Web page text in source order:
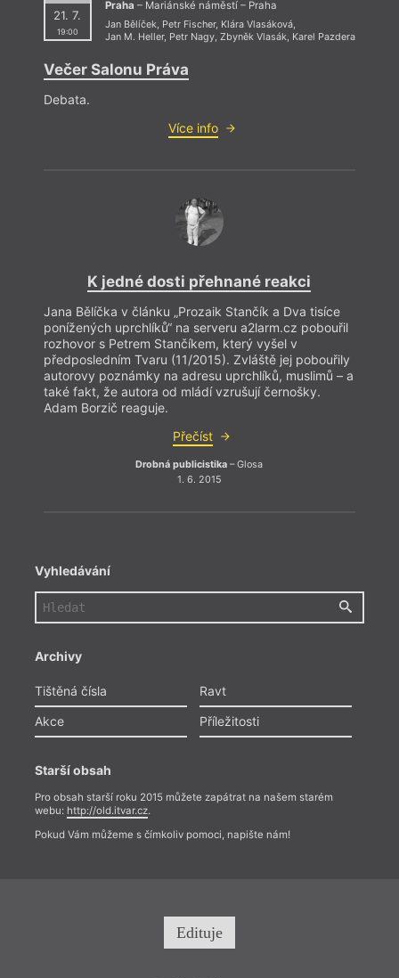
21. 7.
19:00
Praha – Mariánské náměstí – Praha
Jan Bělíček, Petr Fischer, Klára Vlasáková,
Jan M. Heller, Petr Nagy, Zbyněk Vlasák, Karel Pazdera
Večer Salonu Práva
Debata.
Více info
K jedné dosti přehnané reakci
Jana Bělíčka v článku „Prozaik Stančík a Dva tisíce
ponížených uprchlíků“ na serveru a2larm.cz pobouřil
rozhovor s Petrem Stančíkem, který vyšel v
předposledním Tvaru (11/2015). Zvláště jej pobouřily
autorovy poznámky na adresu uprchlíků, muslimů – a
také fakt, že autora od mládí vzrušují černošky.
Adam Borzič reaguje.
Přečíst
Drobná publicistika – Glosa
1. 6. 2015
Vyhledávání
Archivy
Tištěná čísla
Ravt
Akce
Příležitosti
Starší obsah
Pro obsah starší roku 2015 můžete zapátrat na našem starém
webu: http://old.itvar.cz.
Pokud Vám můžeme s čímkoliv pomoci, napište nám!
Edituje